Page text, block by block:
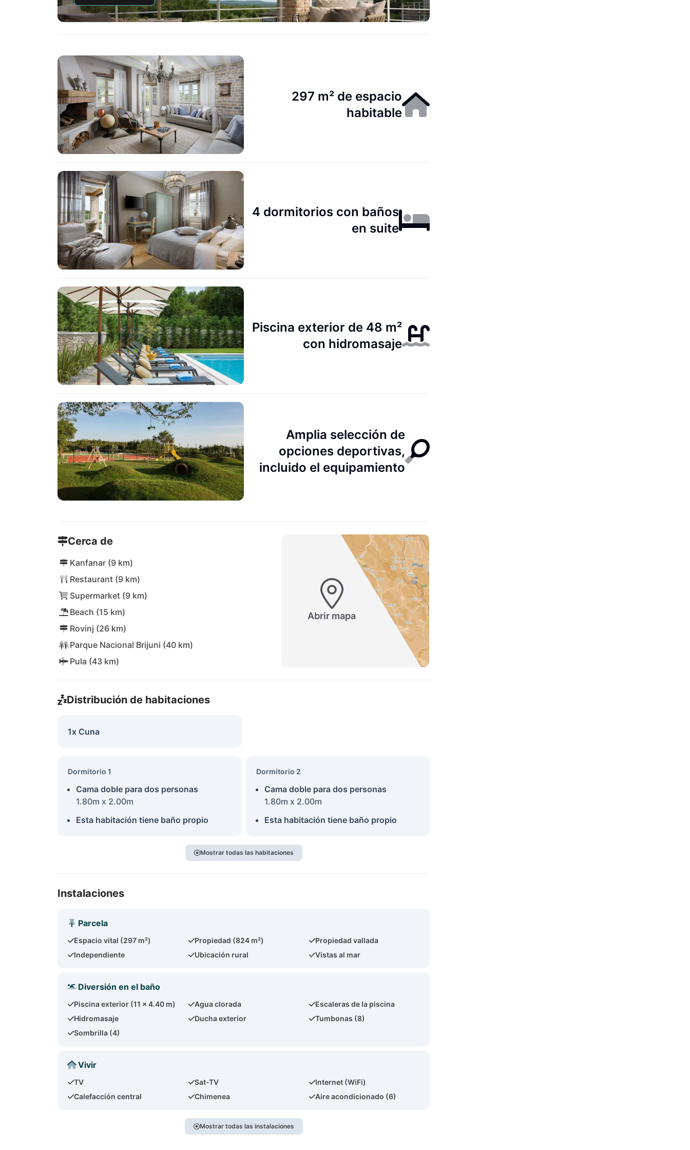
297 m² de espacio
habitable
4 dormitorios con baños
en suite
Piscina exterior de 48 m²
con hidromasaje
Amplia selección de
opciones deportivas,
incluido el equipamiento
Cerca de
Kanfanar (9 km)
Restaurant (9 km)
Supermarket (9 km)
Beach (15 km)
Rovinj (26 km)
Parque Nacional Brijuni (40 km)
Pula (43 km)
Abrir mapa
Distribución de habitaciones
1x Cuna
Dormitorio 1
Cama doble para dos personas
1.80m x 2.00m
Esta habitación tiene baño propio
Dormitorio 2
Cama doble para dos personas
1.80m x 2.00m
Esta habitación tiene baño propio
Mostrar todas las habitaciones
Instalaciones
Parcela
Espacio vital (297 m²) Propiedad (824 m²)
Propiedad vallada
Independiente
Ubicación rural Vistas al mar
Diversión en el baño
Piscina exterior (11 x 4.40 m) Agua clorada
Escaleras de la piscina
Hidromasaje
Ducha exterior
Tumbonas (8)
Sombrilla (4)
Vivir
TV Sat-TV
Internet (WiFi)
Calefacción central
Chimenea Aire acondicionado (6)
Mostrar todas las instalaciones